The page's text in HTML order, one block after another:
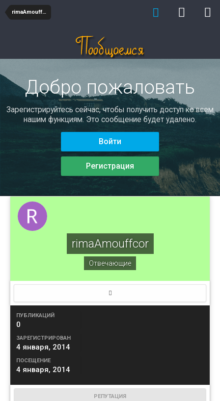
rimaAmouffcor
Добро пожаловать
Зарегистрируйтесь сейчас, чтобы получить доступ ко всем
нашим функциям. Это сообщение будет удалено.
Войти
Регистрация
rimaAmouffcor
Отвечающие
ПУБЛИКАЦИЙ
0
ЗАРЕГИСТРИРОВАН
4 января, 2014
ПОСЕЩЕНИЕ
4 января, 2014
РЕПУТАЦИЯ